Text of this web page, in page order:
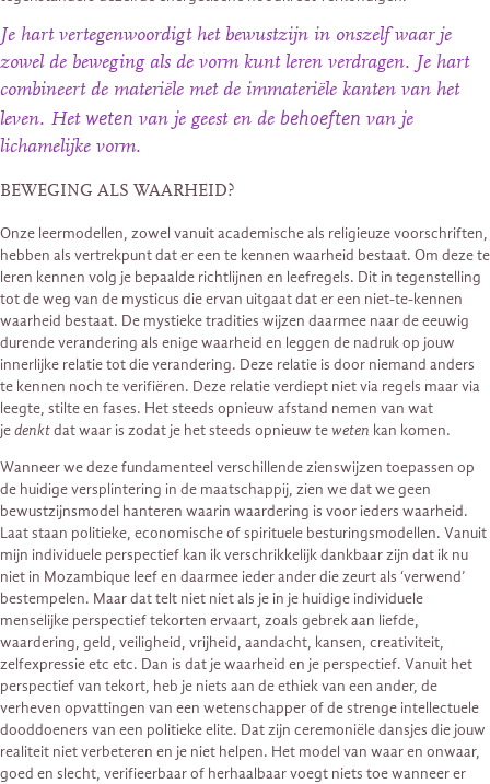
Je hart vertegenwoordigt het bewustzijn in onszelf waar je
zowel de beweging als de vorm kunt leren verdragen. Je hart
combineert de materiële met de immateriële kanten van het
leven. Het weten van je geest en de behoeften van je
lichamelijke vorm.
BEWEGING ALS WAARHEID?
Onze leermodellen, zowel vanuit academische als religieuze voorschriften,
hebben als vertrekpunt dat er een te kennen waarheid bestaat. Om deze te
leren kennen volg je bepaalde richtlijnen en leefregels. Dit in tegenstelling
tot de weg van de mysticus die ervan uitgaat dat er een niet-te-kennen
waarheid bestaat. De mystieke tradities wijzen daarmee naar de eeuwig
durende verandering als enige waarheid en leggen de nadruk op jouw
innerlijke relatie tot die verandering. Deze relatie is door niemand anders
te kennen noch te verifiëren. Deze relatie verdiept niet via regels maar via
leegte, stilte en fases. Het steeds opnieuw afstand nemen van wat
jedenktdat waar is zodat je het steeds opnieuw teweten kan komen.
Wanneer we deze fundamenteel verschillende zienswijzen toepassen op
de huidige versplintering in de maatschappij, zien we dat we geen
bewustzijnsmodel hanteren waarin waardering is voor ieders waarheid.
Laat staan politieke, economische of spirituele besturingsmodellen. Vanuit
mijn individuele perspectief kan ik verschrikkelijk dankbaar zijn dat ik nu
niet in Mozambique leef en daarmee ieder ander die zeurt als ‘verwend’
bestempelen. Maar dat telt niet niet als je in je huidige individuele
menselijke perspectief tekorten ervaart, zoals gebrek aan liefde,
waardering, geld, veiligheid, vrijheid, aandacht, kansen, creativiteit,
zelfexpressie etc etc. Dan is dat je waarheid en je perspectief. Vanuit het
perspectief van tekort, heb je niets aan de ethiek van een ander, de
verheven opvattingen van een wetenschapper of de strenge intellectuele
dooddoeners van een politieke elite. Dat zijn ceremoniële dansjes die jouw
realiteit niet verbeteren en je niet helpen. Het model van waar en onwaar,
goed en slecht, verifieerbaar of herhaalbaar voegt niets toe wanneer er